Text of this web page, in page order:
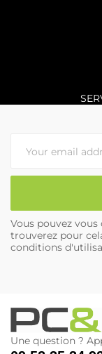
Vous pouvez
trouverez pour
conditions
Une question ?